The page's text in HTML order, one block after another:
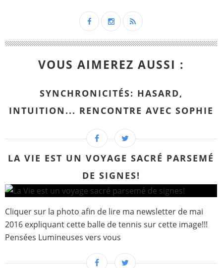
VOUS AIMEREZ AUSSI :
SYNCHRONICITÉS: HASARD,
INTUITION... RENCONTRE AVEC SOPHIE
LA VIE EST UN VOYAGE SACRÉ PARSEMÉ
DE SIGNES!
Cliquer sur la photo afin de lire ma newsletter de mai
2016 expliquant cette balle de tennis sur cette image!!!
Pensées Lumineuses vers vous